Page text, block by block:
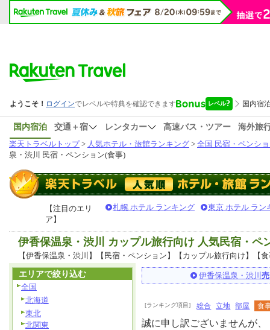
国内宿泊 交通＋宿 レンタカー 高速バス・ツアー
海外旅
楽天トラベルトップ> 人気ホテル・旅館ランキング > 全国 民宿・ペンシ
泉・渋川 民宿・ペンション(食事)
【注目のエリ
ア】
札幌 ホテル ランキング 東京 ホテル ラン
伊香保温泉・渋川 カップル旅行向け 人気民宿・ペ
【伊香保温泉・渋川】【民宿・ペンション】【カップル旅行向け】【
伊香保温泉・渋川
[ランキング項目] 総合 立地 部屋 食
誠に申し訳ございませんが、
エリアで絞り込む
全国
北海道
東北
北関東